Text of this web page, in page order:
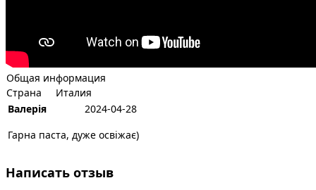
Общая информация
Страна
Италия
Валерія
2024-04-28
Гарна паста, дуже освіжає)
Написать отзыв